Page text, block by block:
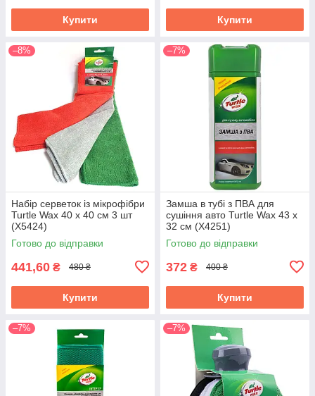
Купити Купити
–8%
Набір серветок із мікрофібри
Turtle Wax 40 х 40 см 3 шт
(X5424)
Готово до відправки
441,60 ₴ 480 ₴
Купити
–7%
Замша в тубі з ПВА для
сушіння авто Turtle Wax 43 x
32 см (X4251)
Готово до відправки
372 ₴ 400 ₴
Купити
–7% –7%